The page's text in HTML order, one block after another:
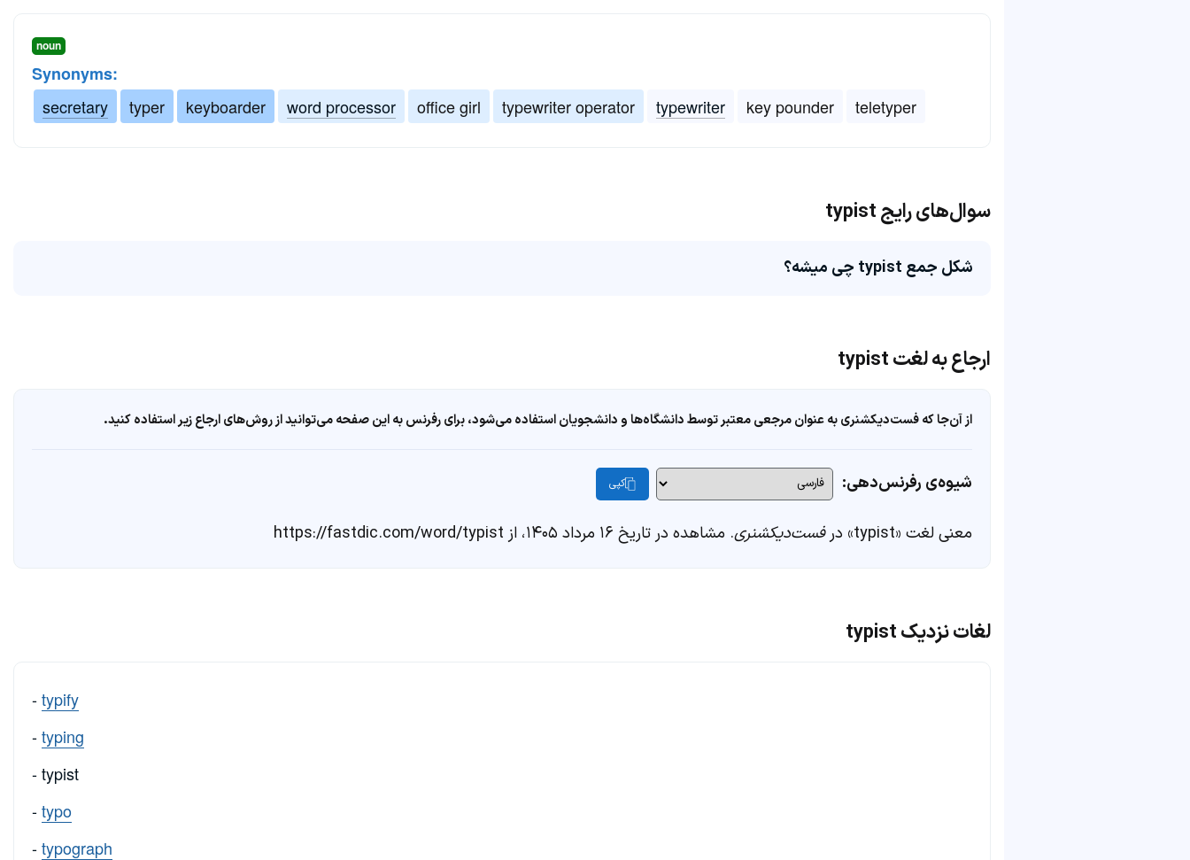
noun
Synonyms:
secretary
typer keyboarder word processor office girl typewriter operator typewriter key pounder teletyper
سوال‌های رایج typist
شکل جمع typist چی میشه؟
ارجاع به لغت typist
از آن‌جا که فست‌دیکشنری به عنوان مرجعی معتبر توسط دانشگاه‌ها و دانشجویان استفاده می‌شود، برای رفرنس به این صفحه می‌توانید از روش‌های ارجاع زیر استفاده کنید.
شیوه‌ی رفرنس‌دهی: کپی
معنی لغت «typist» در فست‌دیکشنری. مشاهده در تاریخ ۱۶ مرداد ۱۴۰۵، از https://fastdic.com/word/typist
لغات نزدیک typist
-typify
-typing
- typist
-typo
-typograph